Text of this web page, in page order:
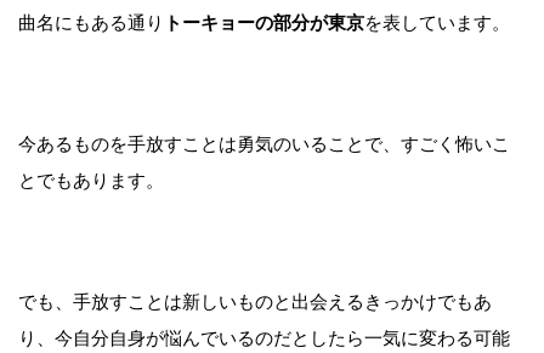
曲名にもある通り トーキョーの部分が東京を表しています。
今あるものを手放すことは勇気のいることで、すごく怖いこ
とでもあります。
でも、手放すことは新しいものと出会えるきっかけでもあ
り、今自分自身が悩んでいるのだとしたら一気に変わる可能